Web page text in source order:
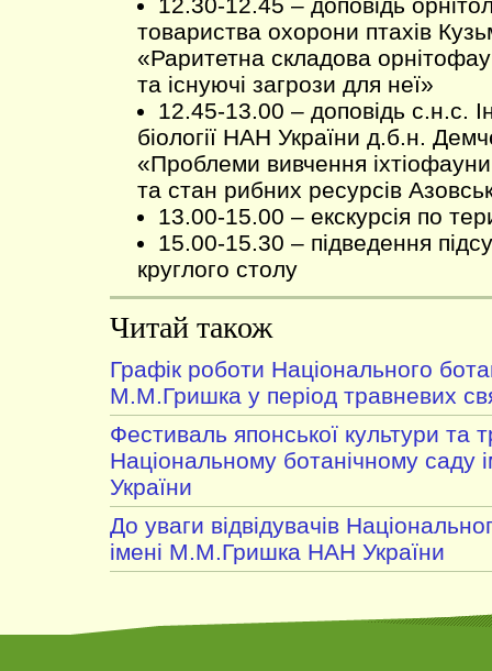
товариства охорони птахів
«Раритетна складова
та існуючі загрози для неї»
12.45-13.00 – доповідь с.н.с.
біології НАН України д.б.н.
«Проблеми вивчення
та стан рибних ресурсів
13.00-15.00 – екскурсія по
15.00-15.30 – підведення
круглого столу
Читай також
Графік роботи Національного
М.М.Гришка у період травневих
Фестиваль японської культури та
Національному ботанічному
України
До уваги відвідувачів
імені М.М.Гришка НАН України